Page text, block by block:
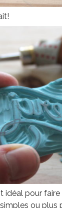
idéal pour
ou plus